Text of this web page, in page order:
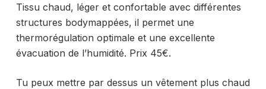
Tissu chaud, léger et confortable avec différentes
structures bodymappées, il permet une
thermorégulation optimale et une excellente
évacuation de l’humidité. Prix 45€.
Tu peux mettre par dessus un vêtement plus chaud